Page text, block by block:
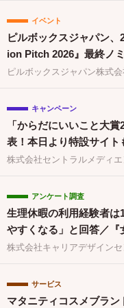
イベント
ピルボックスジャパン
ion Pitch 2026』最終ノ
ピルボックスジャパン株式会
キャンペーン
「からだにいいこと大
表！本日より特設サイト
株式会社セントラルメディエ
アンケート調査
生理休暇の利用経験者は
やすくなる」と回答／
ト【第134回】
株式会社キャリアデザインセ
サービス
マタニティコスメブラ